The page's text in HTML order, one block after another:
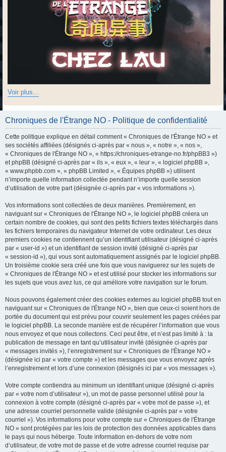
Voir plus...
Chroniques de l'Étrange NO - Politique de confidentialité
Cette politique explique en détail comment « Chroniques de l'Étrange NO » et
ses sociétés affiliées (désignés ci-après par « nous », « notre », « nos »,
« Chroniques de l'Étrange NO », « https://chroniques-etrange-no.fr/phpBB3 »)
et phpBB (désigné ci-après par « ils », « eux », « leur », « logiciel phpBB »,
« www.phpbb.com », « phpBB Limited », « Équipes phpBB ») utilisent
n’importe quelle information collectée pendant n’importe quelle session
d’utilisation de votre part (désignée ci-après par « vos informations »).
Vos informations sont collectées de deux manières. Premièrement, en
naviguant sur « Chroniques de l'Étrange NO », le logiciel phpBB créera un
certain nombre de cookies, qui sont des petits fichiers textes téléchargés dans
les fichiers temporaires du navigateur Internet de votre ordinateur. Les deux
premiers cookies ne contiennent qu’un identifiant utilisateur (désigné ci-après
par « user-id ») et un identifiant de session invité (désigné ci-après par
« session-id »), qui vous sont automatiquement assignés par le logiciel phpBB.
Un troisième cookie sera créé une fois que vous naviguerez sur les sujets de
« Chroniques de l'Étrange NO » et est utilisé pour stocker les informations sur
les sujets que vous avez lus, ce qui améliore votre navigation sur le forum.
Nous pouvons également créer des cookies externes au logiciel phpBB tout en
naviguant sur « Chroniques de l'Étrange NO », bien que ceux-ci soient hors de
portée du document qui est prévu pour couvrir seulement les pages créées par
le logiciel phpBB. La seconde manière est de récupérer l’information que vous
nous envoyez et que nous collectons. Ceci peut être, et n’est pas limité à : la
publication de message en tant qu’utilisateur invité (désignée ci-après par
« messages invités »), l’enregistrement sur « Chroniques de l'Étrange NO »
(désignée ici par « votre compte ») et les messages que vous envoyez après
l’enregistrement et lors d’une connexion (désignés ici par « vos messages »).
Votre compte contiendra au minimum un identifiant unique (désigné ci-après
par « votre nom d’utilisateur »), un mot de passe personnel utilisé pour la
connexion à votre compte (désigné ci-après par « votre mot de passe »), et
une adresse courriel personnelle valide (désignée ci-après par « votre
courriel »). Vos informations pour votre compte sur « Chroniques de l'Étrange
NO » sont protégées par les lois de protection des données applicables dans
le pays qui nous héberge. Toute information en-dehors de votre nom
d’utilisateur, de votre mot de passe et de votre adresse courriel requise par